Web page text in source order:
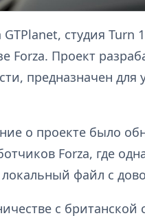
студия Turn
Forza. Проект
предназначен для
о проекте было
Forza, где
файл с
с британской